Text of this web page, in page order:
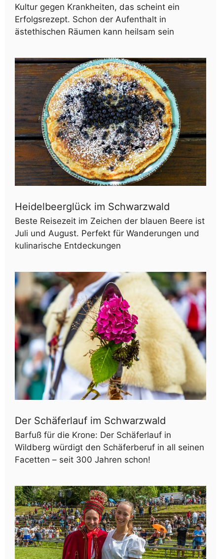
Kultur gegen Krankheiten, das scheint ein
Erfolgsrezept. Schon der Aufenthalt in
ästethischen Räumen kann heilsam sein
Heidelbeerglück im Schwarzwald
Beste Reisezeit im Zeichen der blauen Beere ist
Juli und August. Perfekt für Wanderungen und
kulinarische Entdeckungen
Der Schäferlauf im Schwarzwald
Barfuß für die Krone: Der Schäferlauf in
Wildberg würdigt den Schäferberuf in all seinen
Facetten – seit 300 Jahren schon!